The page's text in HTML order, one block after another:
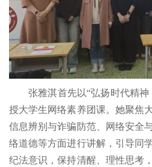
张雅淇首先以“弘扬时代精
授大学生网络素养团课。她聚焦
信息辨别与诈骗防范、网络安全
络道德等方面进行讲解，引导同
纪法意识，保持清醒、理性思考